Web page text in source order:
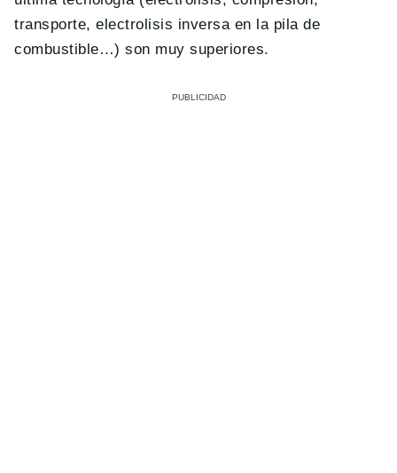
transporte, electrolisis inversa en la pila de
combustible…) son muy superiores.